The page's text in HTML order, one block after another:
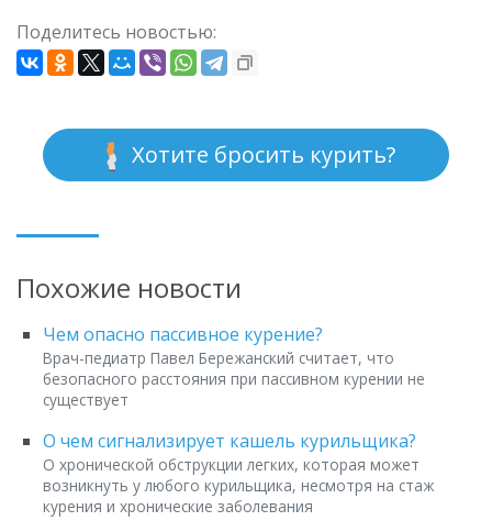
Поделитесь новостью:
Хотите бросить курить?
Похожие новости
Чем опасно пассивное курение?
Врач-педиатр Павел Бережанский считает, что
безопасного расстояния при пассивном курении не
существует
О чем сигнализирует кашель курильщика?
О хронической обструкции легких, которая может
возникнуть у любого курильщика, несмотря на стаж
курения и хронические заболевания